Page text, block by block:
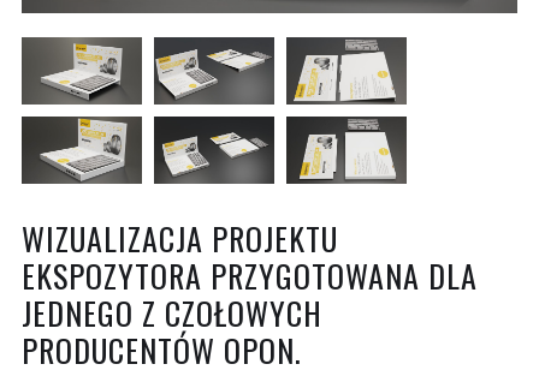
WIZUALIZACJA PROJEKTU
EKSPOZYTORA PRZYGOTOWANA DLA
JEDNEGO Z CZOŁOWYCH
PRODUCENTÓW OPON.